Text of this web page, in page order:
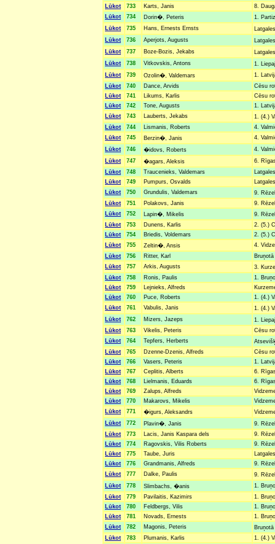
Lūkot
733 Karts, Janis
8.
Lūkot
734 Dorin�, Peteris
1.
Lūkot
735 Hans, Ernests Ernsts
Lūkot
736 Aperjots, Augusts
Lūkot
737 Boze-Bozis, Jekabs
Lūkot
738 Vitkovskis, Antons
1.
Lūkot
739 Ozolin�, Valdemars
1.
Lūkot
740 Dance, Arvids
Cēsu
Lūkot
741 Likums, Karlis
Cēsu
Lūkot
742 Tone, Augusts
1.
Lūkot
743 Lauberts, Jekabs
1. (4.)
Lūkot
744 Lismanis, Roberts
4.
Lūkot
745 Berzin�, Janis
4.
Lūkot
746 �idovs, Roberts
4.
Lūkot
747 �agars, Aleksis
6.
Lūkot
748 Traucenieks, Valdemars
Lūkot
749 Pumpurs, Osvalds
Lūkot
750 Grundulis, Valdemars
9.
Lūkot
751 Polakovs, Janis
9.
Lūkot
752 Lapin�, Mikelis
9.
Lūkot
753 Dunens, Karlis
2. (5.)
Lūkot
754 Briedis, Voldemars
2. (5.)
Lūkot
755 Zeltin�, Ansis
4.
Lūkot
756 Ritter, Karl
Lūkot
757 Arkis, Augusts
3.
Lūkot
758 Ronis, Paulis
1.
Lūkot
759 Lejnieks, Alfreds
Lūkot
760 Puce, Roberts
1. (4.)
Lūkot
761 Vabulis, Janis
1. (4.)
Lūkot
762 Mizers, Jazeps
1.
Lūkot
763 Vikelis, Peteris
Cēsu
Lūkot
764 Tepfers, Herberts
Lūkot
765 Dzenne-Dzenis, Alfreds
Cēsu
Lūkot
766 Vasers, Peteris
1.
Lūkot
767 Ceplitis, Alberts
6.
Lūkot
768 Lielmanis, Eduards
6.
Lūkot
769 Zalups, Alfreds
Lūkot
770 Makarovs, Mikelis
Lūkot
771 �igurs, Aleksandrs
Lūkot
772 Plavin�, Janis
9.
Lūkot
773 Lacis, Janis Kaspara dels
9.
Lūkot
774 Ragovskis, Vilis Roberts
9.
Lūkot
775 Taube, Juris
Lūkot
776 Grandmanis, Alfreds
9.
Lūkot
777 Dalke, Paulis
9.
Lūkot
778 Slimbachs, �anis
1.
Lūkot
779 Pavilaitis, Kazimirs
1.
Lūkot
780 Feldbergs, Vilis
1.
Lūkot
781 Novads, Ernests
1.
Lūkot
782 Magonis, Peteris
Lūkot
783 Plumanis, Karlis
1. (4.)